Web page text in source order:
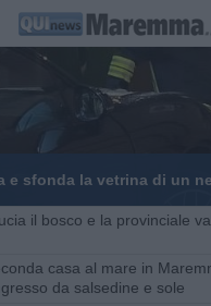
e sfonda la vetrina di un
il bosco e la provinciale
casa al mare in
da salsedine e sole